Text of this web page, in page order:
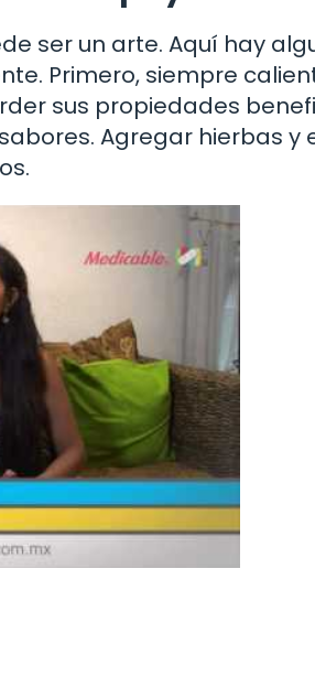
ser un arte. Aquí hay
Primero, siempre
sus propiedades
Agregar hierbas y